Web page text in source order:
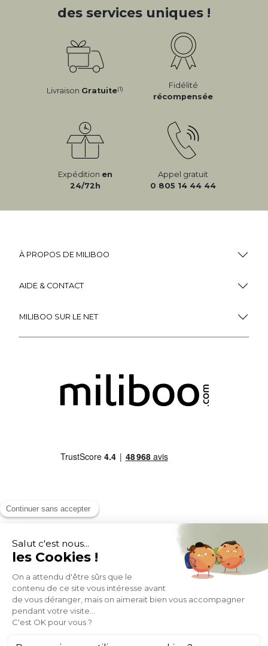
des services uniques !
Livraison Gratuite(1)
Fidélité
récompensée
Expédition en
24/72h
Appel gratuit
0 805 14 44 44
À PROPOS DE MILIBOO
AIDE & CONTACT
MILIBOO SUR LE NET
MOYENS DE PAIEMENT